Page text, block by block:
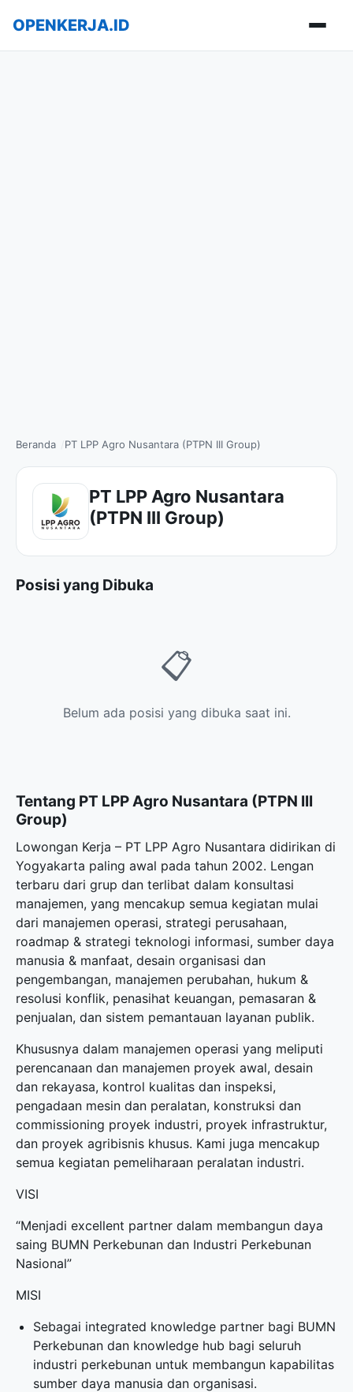
OPENKERJA.ID
Beranda PT LPP Agro Nusantara (PTPN III Group)
PT LPP Agro Nusantara
(PTPN III Group)
Posisi yang Dibuka
📋
Belum ada posisi yang dibuka saat ini.
Tentang PT LPP Agro Nusantara (PTPN III
Group)
Lowongan Kerja – PT LPP Agro Nusantara didirikan di
Yogyakarta paling awal pada tahun 2002. Lengan
terbaru dari grup dan terlibat dalam konsultasi
manajemen, yang mencakup semua kegiatan mulai
dari manajemen operasi, strategi perusahaan,
roadmap & strategi teknologi informasi, sumber daya
manusia & manfaat, desain organisasi dan
pengembangan, manajemen perubahan, hukum &
resolusi konflik, penasihat keuangan, pemasaran &
penjualan, dan sistem pemantauan layanan publik.
Khususnya dalam manajemen operasi yang meliputi
perencanaan dan manajemen proyek awal, desain
dan rekayasa, kontrol kualitas dan inspeksi,
pengadaan mesin dan peralatan, konstruksi dan
commissioning proyek industri, proyek infrastruktur,
dan proyek agribisnis khusus. Kami juga mencakup
semua kegiatan pemeliharaan peralatan industri.
VISI
“Menjadi excellent partner dalam membangun daya
saing BUMN Perkebunan dan Industri Perkebunan
Nasional”
MISI
Sebagai integrated knowledge partner bagi BUMN
Perkebunan dan knowledge hub bagi seluruh
industri perkebunan untuk membangun kapabilitas
sumber daya manusia dan organisasi.